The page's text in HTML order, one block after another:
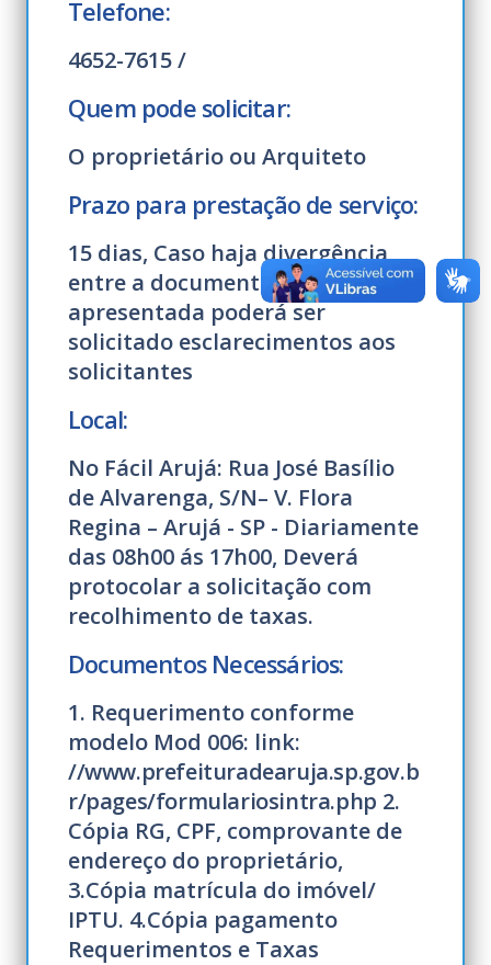
Telefone:
4652-7615 /
Quem pode solicitar:
O proprietário ou Arquiteto
Prazo para prestação de serviço:
15 dias, Caso haja divergência
entre a documentação
apresentada poderá ser
solicitado esclarecimentos aos
solicitantes
Local:
No Fácil Arujá: Rua José Basílio
de Alvarenga, S/N– V. Flora
Regina – Arujá - SP - Diariamente
das 08h00 ás 17h00, Deverá
protocolar a solicitação com
recolhimento de taxas.
Documentos Necessários:
1. Requerimento conforme
modelo Mod 006: link:
//www.prefeituradearuja.sp.gov.b
r/pages/formulariosintra.php 2.
Cópia RG, CPF, comprovante de
endereço do proprietário,
3.Cópia matrícula do imóvel/
IPTU. 4.Cópia pagamento
Requerimentos e Taxas